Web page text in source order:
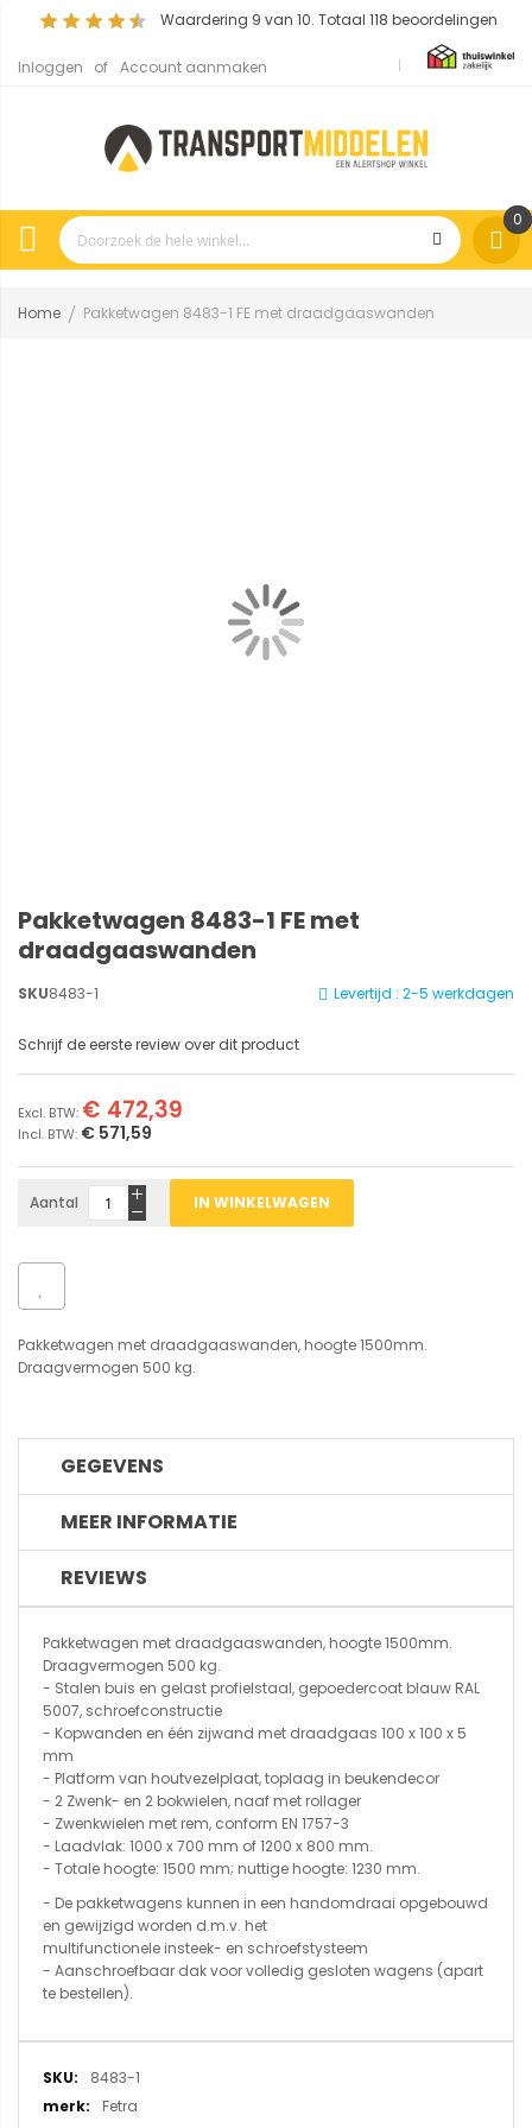
Waardering 9 van 10. Totaal 118 beoordelingen
Inloggen Account aanmaken
0
Home Pakketwagen 8483-1 FE met draadgaaswanden
Pakketwagen 8483-1 FE met
draadgaaswanden
Levertijd : 2-5 werkdagen
SKU8483-1
Schrijf de eerste review over dit product
€ 571,59
€ 472,39
Aantal IN WINKELWAGEN
Pakketwagen met draadgaaswanden, hoogte 1500mm.
Draagvermogen 500 kg.
GEGEVENS
MEER INFORMATIE
REVIEWS
Pakketwagen met draadgaaswanden, hoogte 1500mm.
Draagvermogen 500 kg.
- Stalen buis en gelast profielstaal, gepoedercoat blauw RAL
5007, schroefconstructie
- Kopwanden en één zijwand met draadgaas 100 x 100 x 5
mm
- Platform van houtvezelplaat, toplaag in beukendecor
- 2 Zwenk- en 2 bokwielen, naaf met rollager
- Zwenkwielen met rem, conform EN 1757-3
- Laadvlak: 1000 x 700 mm of 1200 x 800 mm.
- Totale hoogte: 1500 mm; nuttige hoogte: 1230 mm.
- De pakketwagens kunnen in een handomdraai opgebouwd
en gewijzigd worden d.m.v. het
multifunctionele insteek- en schroefstysteem
- Aanschroefbaar dak voor volledig gesloten wagens (apart
te bestellen).
Meer
informatie
8483-1
Fetra